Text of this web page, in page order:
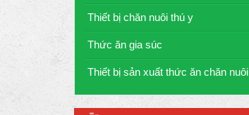
Thiết bị chăn nuôi thú y
Thức ăn gia súc
Thiết bị sản xuất thức ăn chăn nuôi